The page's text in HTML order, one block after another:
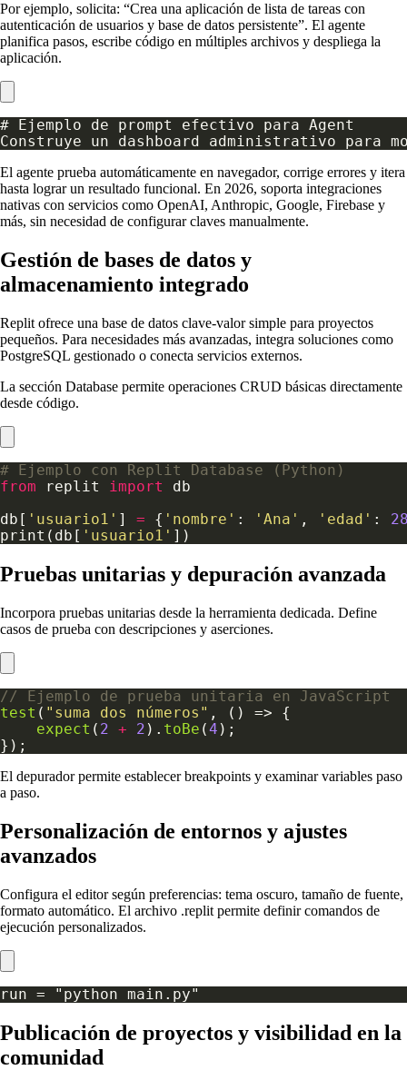
Por ejemplo, solicita: “Crea una aplicación de lista de tareas con
autenticación de usuarios y base de datos persistente”. El agente
planifica pasos, escribe código en múltiples archivos y despliega la
aplicación.
El agente prueba automáticamente en navegador, corrige errores y itera
hasta lograr un resultado funcional. En 2026, soporta integraciones
nativas con servicios como OpenAI, Anthropic, Google, Firebase y
más, sin necesidad de configurar claves manualmente.
Gestión de bases de datos y
almacenamiento integrado
Replit ofrece una base de datos clave-valor simple para proyectos
pequeños. Para necesidades más avanzadas, integra soluciones como
PostgreSQL gestionado o conecta servicios externos.
La sección Database permite operaciones CRUD básicas directamente
desde código.
# Ejemplo con Replit Database (Python)
from replit import
db[ 'usuario1' ] = { 'nombre' : 'Ana' , 'edad' :
print(db[ 'usuario1'
Pruebas unitarias y depuración avanzada
Incorpora pruebas unitarias desde la herramienta dedicada. Define
casos de prueba con descripciones y aserciones.
test ( "suma dos números"
expect ( 2 + 2 ). toBe (4
El depurador permite establecer breakpoints y examinar variables paso
a paso.
Personalización de entornos y ajustes
avanzados
Configura el editor según preferencias: tema oscuro, tamaño de fuente,
formato automático. El archivo .replit permite definir comandos de
ejecución personalizados.
Publicación de proyectos y visibilidad en la
comunidad